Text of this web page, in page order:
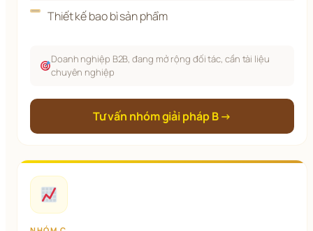
Thiết kế bao bì sản phẩm
Doanh nghiệp B2B, đang mở rộng đối tác, cần tài liệu
chuyên nghiệp
Tư vấn nhóm giải pháp B →